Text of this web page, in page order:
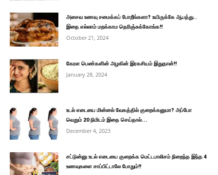
அசைவ உணவு சமைக்கப் போறீங்களா? உயிருக்கே ஆபத்து..
இதை எல்லாம் மறக்காம தெரிஞ்சுக்கோங்க!!
October 21, 2024
கேரள பெண்களின் அழகின் இரகசியம் இதுதான்!!
January 28, 2024
உடல் எடையை மின்னல் வேகத்தில் குறைக்கனுமா? அப்போ
வெறும் 20 நிமிடம் இதை செய்தால்...
December 4, 2023
சட்டுன்னு உடல் எடையை குறைக்க மெட்டபாலிசம் நிறைந்த இந்த 4
உணவுகளை சாப்பிட்டாலே போதும்!!